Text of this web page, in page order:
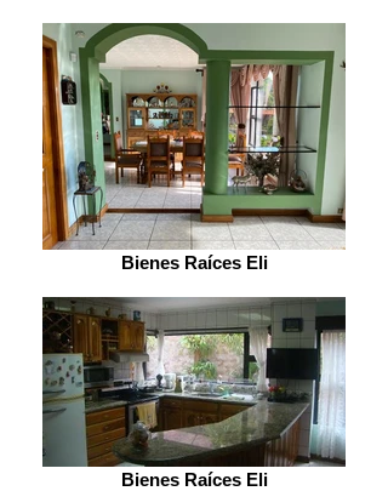
Bienes Raíces Eli
Bienes Raíces Eli